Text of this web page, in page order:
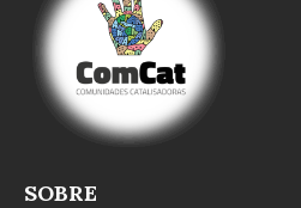
SOBRE